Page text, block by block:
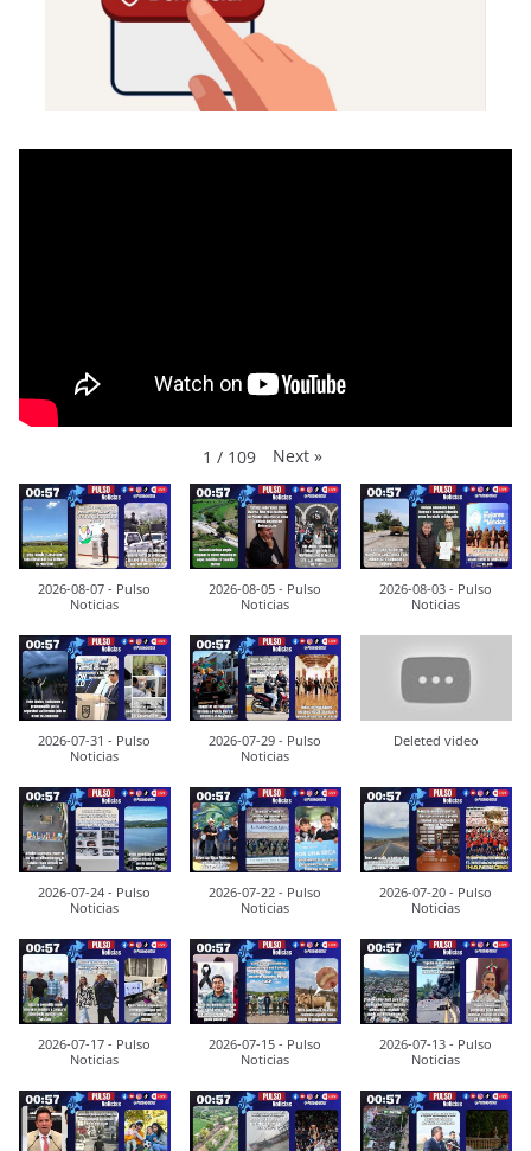
1 / 109 Next »
2026-08-07 - Pulso
Noticias
2026-08-05 - Pulso
Noticias
2026-08-03 - Pulso
Noticias
2026-07-31 - Pulso
Noticias
2026-07-29 - Pulso
Noticias
Deleted video
2026-07-24 - Pulso
Noticias
2026-07-22 - Pulso
Noticias
2026-07-20 - Pulso
Noticias
2026-07-17 - Pulso
Noticias
2026-07-15 - Pulso
Noticias
2026-07-13 - Pulso
Noticias